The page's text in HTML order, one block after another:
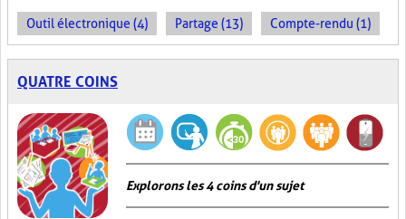
Outil électronique (4) Partage (13) Compte-rendu (1)
QUATRE COINS
Explorons les 4 coins d'un sujet